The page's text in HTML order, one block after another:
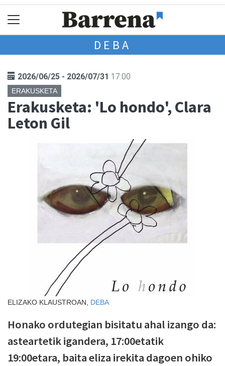
DEBA
2026/06/25 - 2026/07/31 17:00
ERAKUSKETA
Erakusketa: 'Lo hondo', Clara
Leton Gil
ELIZAKO KLAUSTROAN, DEBA
Honako ordutegian bisitatu ahal izango da:
asteartetik igandera, 17:00etatik
19:00etara, baita eliza irekita dagoen ohiko